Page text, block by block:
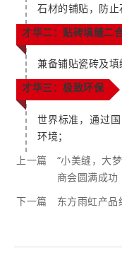
石材的铺贴，防止
才华二：贴砖填缝二
兼备铺贴瓷砖及填
才华三：极致环保
世界标准，通过
环境；
上一篇
“小美缝，大
商会圆满成功
下一篇
东方雨虹产品